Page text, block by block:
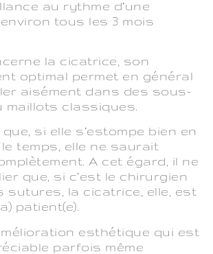
au rythme d’une
tous les 3 mois
la cicatrice, son
optimal permet en général
aisément dans des sous-
maillots classiques.
si elle s’estompe bien en
temps, elle ne saurait
A cet égard, il ne
que, si c’est le chirurgien
sutures, la cicatrice, elle, est
patient(e).
esthétique qui est
parfois même